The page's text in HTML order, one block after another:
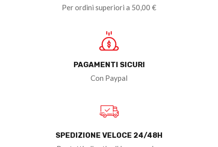
Per ordini superiori a 50,00 €
PAGAMENTI SICURI
Con Paypal
SPEDIZIONE VELOCE 24/48H